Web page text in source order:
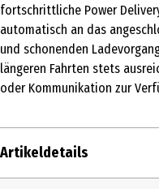
fortschrittliche Power
automatisch an das
und schonenden
längeren Fahrten stets
oder Kommunikation zur
Artikeldetails